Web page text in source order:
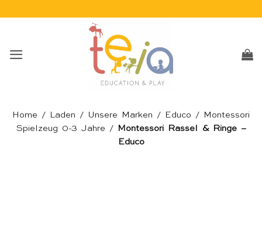
Home / Laden / Unsere Marken / Educo /
Montessori
Spielzeug 0-3 Jahre /
Montessori Rassel & Ringe –
Educo